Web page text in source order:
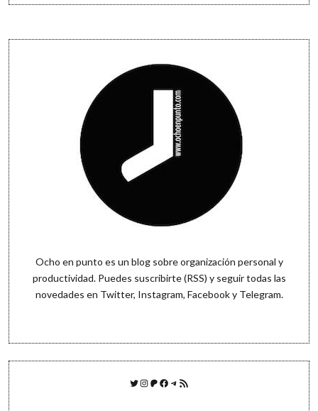
anotar
Sidebar
Ocho en punto es un blog sobre organización personal y
productividad. Puedes suscribirte (RSS) y seguir todas las
novedades en Twitter, Instagram, Facebooky Telegram.
Twitter
Instagram
Patreon
Facebook
Telegram
Feed RSS